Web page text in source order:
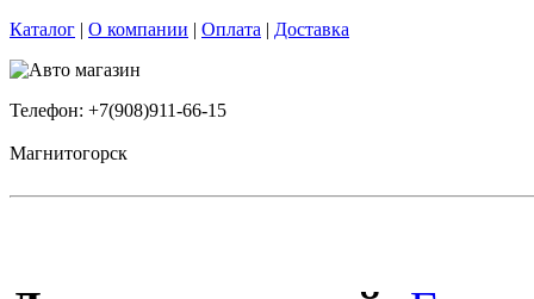
Каталог | О компании | Оплата | Доставка
Телефон: +7(908)911-66-15
Магнитогорск